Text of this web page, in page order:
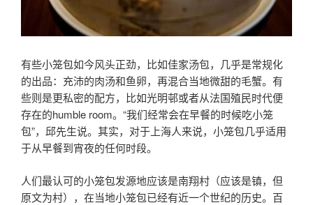
有些小笼包如今风头正劲，比如佳家汤包，几乎是常规化
的出品：充沛的肉汤和鱼卵，再混合当地微甜的毛蟹。有
些则是更私密的配方，比如光明邨或者从法国殖民时代便
存在的humble room。“我们经常会在早餐的时候吃小笼
包”，邱先生说。其实，对于上海人来说，小笼包几乎适用
于从早餐到宵夜的任何时段。
人们最认可的小笼包发源地应该是南翔村（应该是镇，但
原文为村），在当地小笼包已经有近一个世纪的历史。百